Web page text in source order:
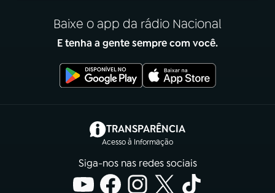
Baixe o app da rádio Nacional
E tenha a gente sempre com você.
TRANSPARÊNCIA
Acesso à Informação
(abre em nova aba)
Siga-nos nas redes sociais